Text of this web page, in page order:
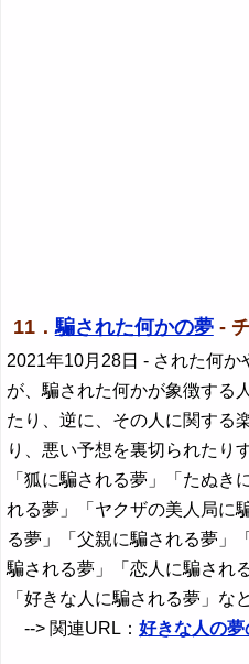
11．騙された何かの夢-
2021年10月28日 - された何か
が、騙された何かが象徴する
たり、逆に、その人に関する
り、悪い予想を裏切られたり
「狐に騙される夢」「たぬき
れる夢」「ヤクザの美人局に
る夢」「父親に騙される夢」
騙される夢」「恋人に騙され
「好きな人に騙される夢」な
--> 関連URL：好きな人の